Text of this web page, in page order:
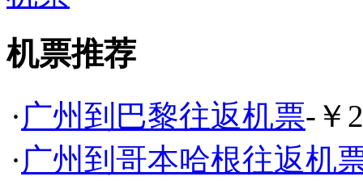
机票推荐
·广州到巴黎往返机票-￥
·广州到哥本哈根往返机